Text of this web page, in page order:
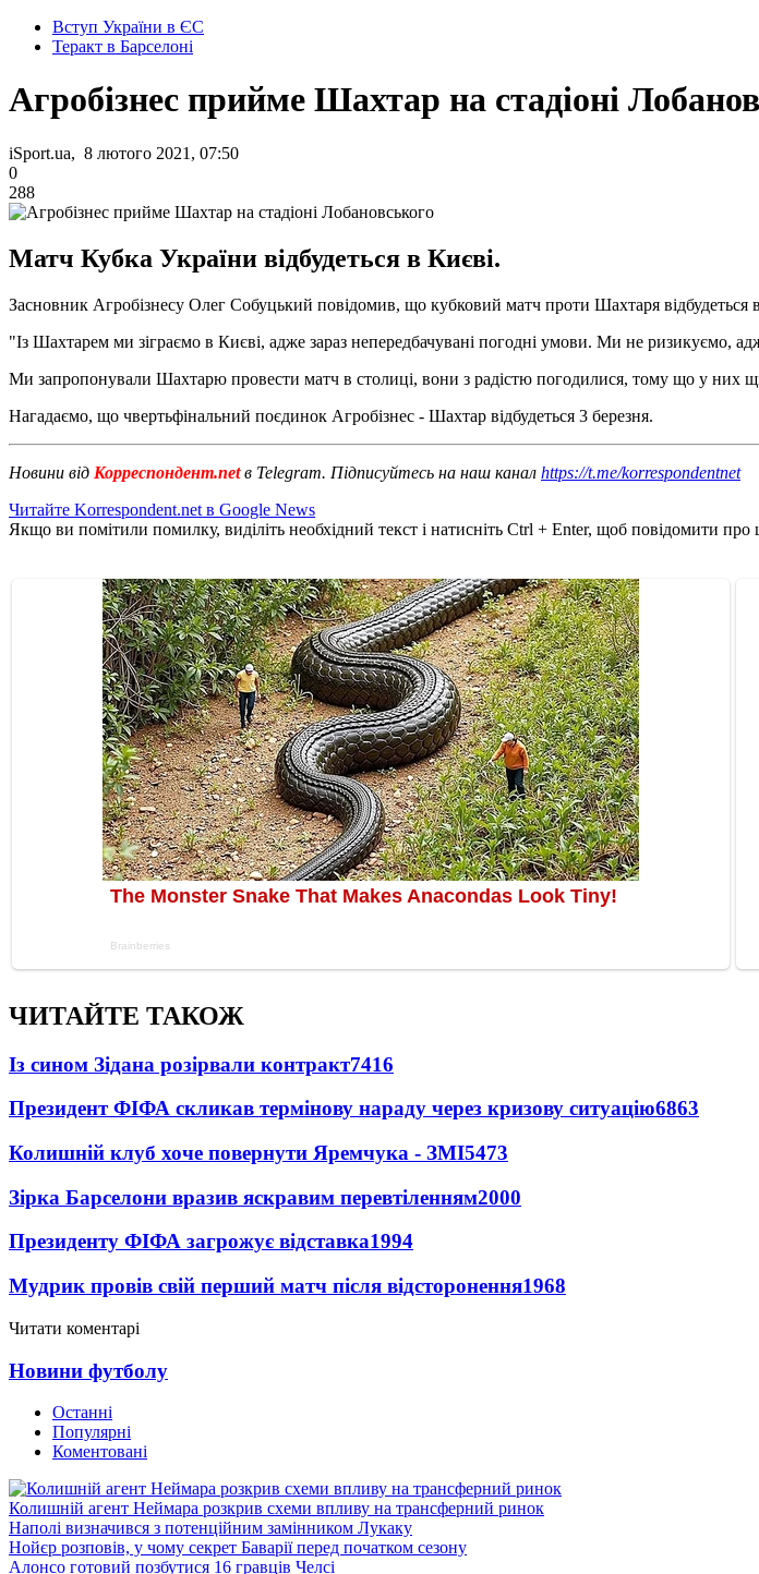
Вступ України в ЄС
Теракт в Барселоні
Агробізнес прийме Шахтар на стадіоні
iSport.ua, 8 лютого 2021, 07:50
0
288
Матч Кубка України відбудеться в Києві.
Засновник Агробізнесу Олег Собуцький повідомив, що кубковий матч проти Шахтаря відбудеться в
"Із Шахтарем ми зіграємо в Києві, адже зараз непередбачувані погодні умови. Ми не ризикуємо,
Ми запропонували Шахтарю провести матч в столиці, вони з радістю погодилися, тому що у них
Нагадаємо, що чвертьфінальний поєдинок Агробізнес - Шахтар відбудеться 3 березня.
Новини від Корреспондент.netв Telegram. Підписуйтесь на наш канал https://t.me/korrespondentnet
Читайте Korrespondent.net в Google News
Якщо ви помітили помилку, виділіть необхідний текст і натисніть Ctrl + Enter, щоб повідомити про
ЧИТАЙТЕ ТАКОЖ
Із сином Зідана розірвали контракт7416
Президент ФІФА скликав термінову нараду через кризову ситуацію6863
Колишній клуб хоче повернути Яремчука - ЗМІ5473
Зірка Барселони вразив яскравим перевтіленням2000
Президенту ФІФА загрожує відставка1994
Мудрик провів свій перший матч після відсторонення1968
Читати коментарі
Новини футболу
Останні
Популярні
Коментовані
Колишній агент Неймара розкрив схеми впливу на трансферний ринок
Наполі визначився з потенційним замінником Лукаку
Нойєр розповів, у чому секрет Баварії перед початком сезону
Алонсо готовий позбутися 16 гравців Челсі